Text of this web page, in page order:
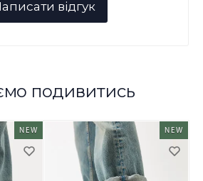
подивитись
NEW NEW